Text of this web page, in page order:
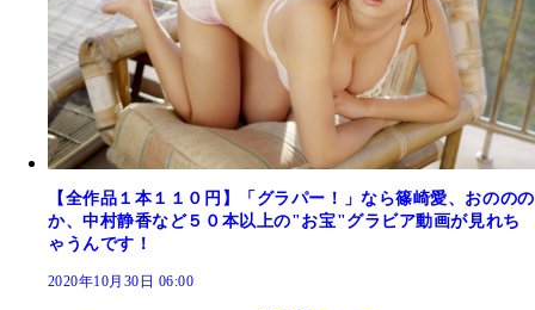
【全作品１本１１０円】「グラパー！」なら篠崎愛、おののの
か、中村静香など５０本以上の"お宝"グラビア動画が見れち
ゃうんです！
2020年10月30日 06:00